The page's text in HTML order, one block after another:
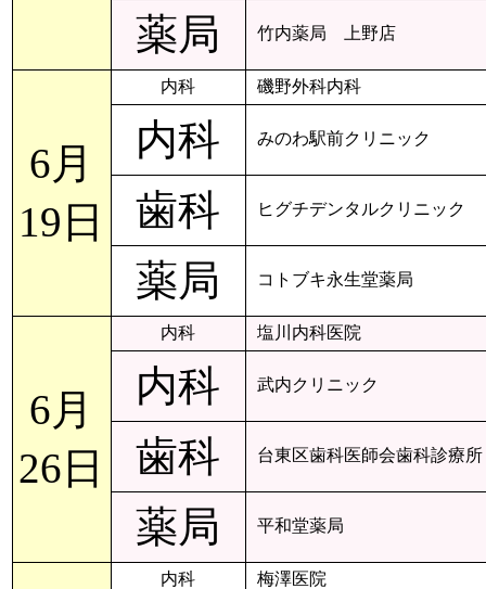
薬局 竹内薬局 上野店
6月
19日
内科 磯野外科内科
内科 みのわ駅前クリニック
歯科 ヒグチデンタルクリニック
薬局 コトブキ永生堂薬局
6月
26日
内科 塩川内科医院
内科 武内クリニック
歯科 台東区歯科医師会歯科診療所
薬局 平和堂薬局
内科 梅澤医院